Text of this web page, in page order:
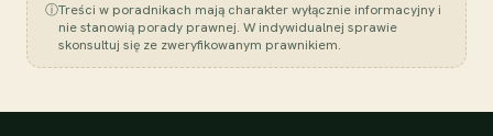
ⓘTreści w poradnikach mają charakter wyłącznie informacyjny i
nie stanowią porady prawnej. W indywidualnej sprawie
skonsultuj się ze zweryfikowanym prawnikiem.